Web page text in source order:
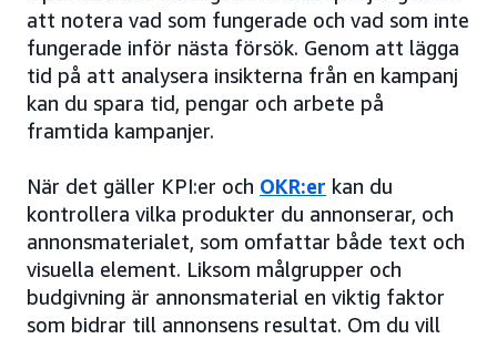
att notera vad som fungerade och vad som inte
fungerade inför nästa försök. Genom att lägga
tid på att analysera insikterna från en kampanj
kan du spara tid, pengar och arbete på
framtida kampanjer.
När det gäller KPI:er och OKR:er kan du
kontrollera vilka produkter du annonserar, och
annonsmaterialet, som omfattar både text och
visuella element. Liksom målgrupper och
budgivning är annonsmaterial en viktig faktor
som bidrar till annonsens resultat. Om du vill